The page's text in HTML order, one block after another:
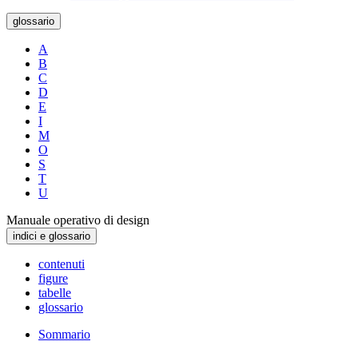
glossario
A
B
C
D
E
I
M
O
S
T
U
Manuale operativo di design
indici e glossario
contenuti
figure
tabelle
glossario
Sommario